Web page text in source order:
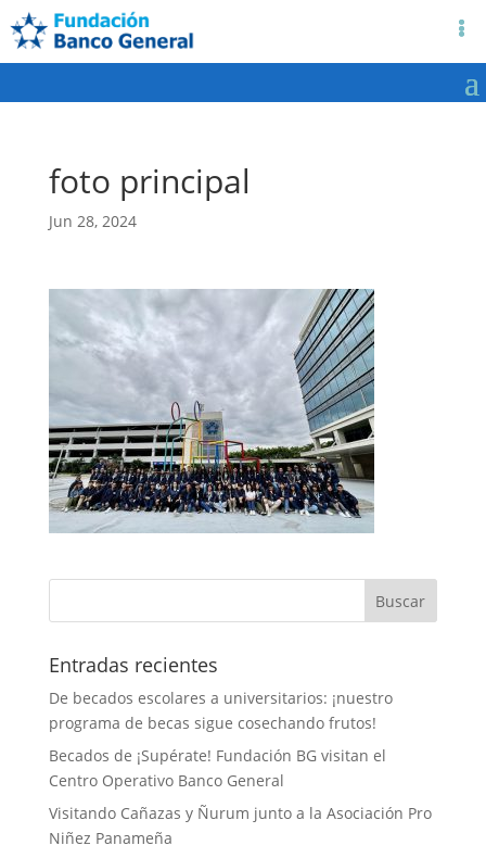
foto principal
Jun 28, 2024
Entradas recientes
De becados escolares a universitarios: ¡nuestro
programa de becas sigue cosechando frutos!
Becados de ¡Supérate! Fundación BG visitan el
Centro Operativo Banco General
Visitando Cañazas y Ñurum junto a la Asociación Pro
Niñez Panameña